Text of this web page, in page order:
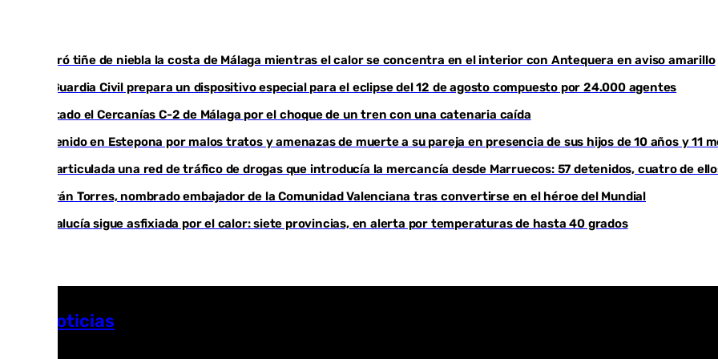
El taró tiñe de niebla la costa de Málaga mientras el calor se concentra en el interior con Antequera en aviso amarillo
La Guardia Civil prepara un dispositivo especial para el eclipse del 12 de agosto compuesto por 24.000 agentes
Cortado el Cercanías C-2 de Málaga por el choque de un tren con una catenaria caída
Detenido en Estepona por malos tratos y amenazas de muerte a su pareja en presencia de sus hijos de 10 años y 11
Desarticulada una red de tráfico de drogas que introducía la mercancía desde Marruecos: 57 detenidos, cuatro de
Ferrán Torres, nombrado embajador de la Comunidad Valenciana tras convertirse en el héroe del Mundial
Andalucía sigue asfixiada por el calor: siete provincias, en alerta por temperaturas de hasta 40 grados
Más noticias